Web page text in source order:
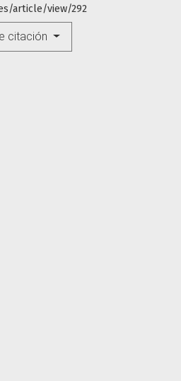
article/view/292
citación